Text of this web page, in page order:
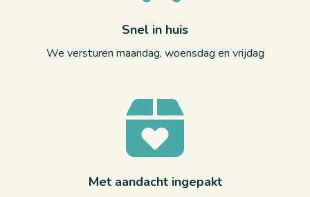
Snel in huis
We versturen maandag, woensdag en vrijdag
Met aandacht ingepakt